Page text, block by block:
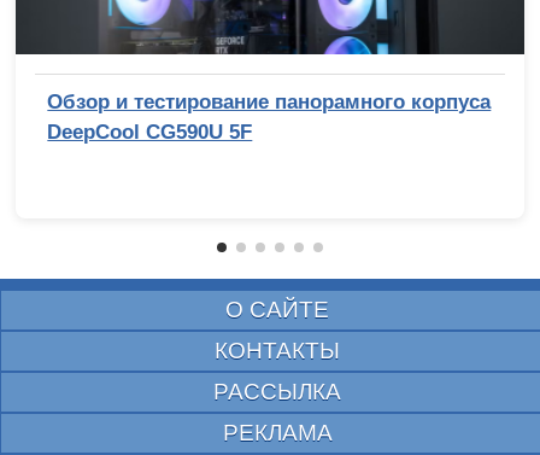
Обзор и тестирование панорамного корпуса
DeepCool CG590U 5F
О САЙТЕ
КОНТАКТЫ
РАССЫЛКА
РЕКЛАМА